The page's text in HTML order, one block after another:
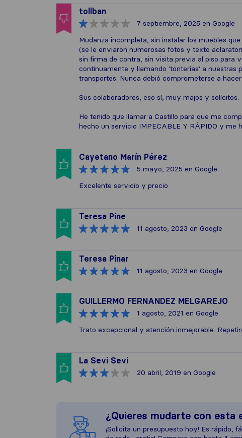
tollban
7 septiembre, 2025 en Google
Mudanza incompleta, sin instalar los muebles
(se le enviaron numerosas fotos y texto
sin firma de contra, sin visita previa al piso para
continuamente y llamando 'tonterías' a nuestras
transportes: Nunca debió comprometerse a
Sus colaboradores, eso sí, muy majos y solícitos.
He tenido que llamar a Castillo para que me
hecho un servicio IMPECABLE Y RÁPIDO y me
Cayetano Marín Pérez
5 mayo, 2025 en Google
Excelente servicio y precio
Teresa Pine
11 agosto, 2023 en Google
Teresa Pinar
11 agosto, 2023 en Google
GUILLERMO FERNANDEZ MELGAREJO
1 agosto, 2021 en Google
Trato excepcional y atención inmejorable.
La Sevi Sevi
20 abril, 2019 en Google
¿Quieres mudarte con esta
¡Solicita un presupuesto hoy! Es rápido,